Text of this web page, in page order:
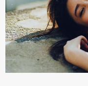
con cái đầy đàn, tài sản
già nua. Đến cả những
nhận. Ai cũng cho rằng,
có chút gì để đời, con cái
ngày ông từ giã cuộc sống